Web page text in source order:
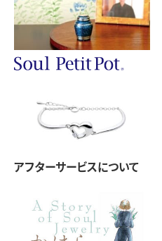
アフターサービスについて